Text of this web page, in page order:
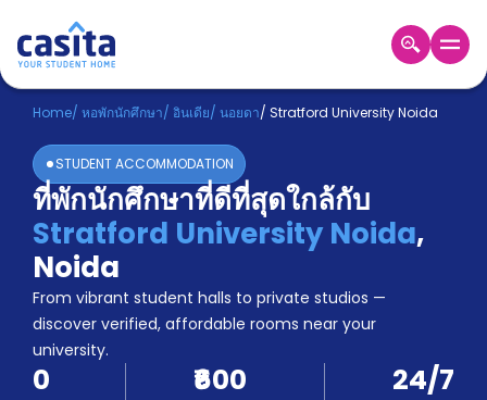
Home TH INR
เข้าสู่
ระบบ
Booking
Accommodation
About
us
Blog
Refer
And
Earn
Become
Home/ หอพักนักศึกษา/ อินเดีย/ นอยดา/ Stratford University Noida
STUDENT ACCOMMODATION
ที่พักนักศึกษาที่ดีที่สุดใกล้กับ
Stratford University Noida,
Noida
From vibrant student halls to private studios —
discover verified, affordable rooms near your
university.
0 ₹600 24/7